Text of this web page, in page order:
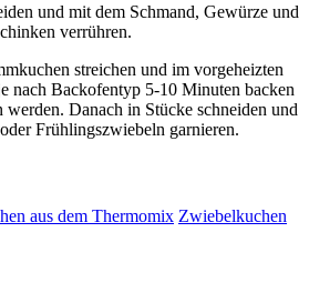
und mit dem Schmand, Gewürze und
verrühren.
streichen und im vorgeheizten
nach Backofentyp 5-10 Minuten backen
werden. Danach in Stücke schneiden und
Frühlingszwiebeln garnieren.
aus dem Thermomix Zwiebelkuchen